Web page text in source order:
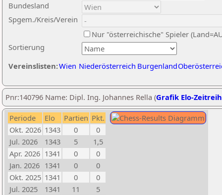
Sortierung
Bundesland
Spgem./Kreis/Verein
Nur "österreichische" Spieler
Vereinslisten:Wien Niederösterreich Burgenland
Pnr:140796 Name: Dipl. Ing. Johannes Rella (Grafik Elo-
Periode Elo Partien Pkt.
Okt. 2026 1343 0
0
Jul. 2026
1343 5
1,5
Apr. 2026 1341 0
0
Jan. 2026 1341 0
0
Okt. 2025 1341 0
0
Jul. 2025
1341 11
5